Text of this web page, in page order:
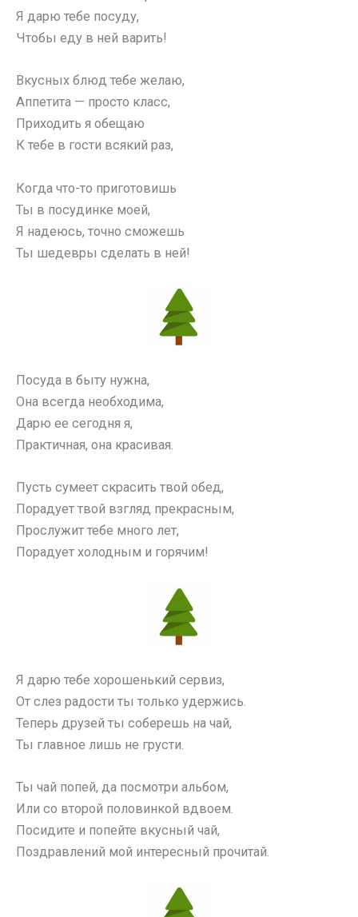
Я дарю тебе посуду,
Чтобы еду в ней варить!
Вкусных блюд тебе желаю,
Аппетита — просто класс,
Приходить я обещаю
К тебе в гости всякий раз,
Когда что-то приготовишь
Ты в посудинке моей,
Я надеюсь, точно сможешь
Ты шедевры сделать в ней!
Посуда в быту нужна,
Она всегда необходима,
Дарю ее сегодня я,
Практичная, она красивая.
Пусть сумеет скрасить твой обед,
Порадует твой взгляд прекрасным,
Прослужит тебе много лет,
Порадует холодным и горячим!
Я дарю тебе хорошенький сервиз,
От слез радости ты только удержись.
Теперь друзей ты соберешь на чай,
Ты главное лишь не грусти.
Ты чай попей, да посмотри альбом,
Или со второй половинкой вдвоем.
Посидите и попейте вкусный чай,
Поздравлений мой интересный прочитай.